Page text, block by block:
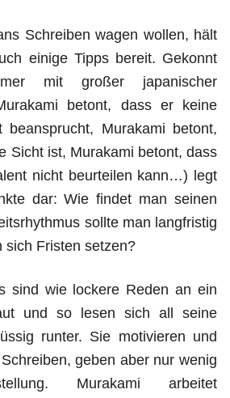
Schreiben wagen wollen, hält
einige Tipps bereit. Gekonnt
mit großer japanischer
betont, dass er keine
beansprucht, Murakami betont,
Sicht ist, Murakami betont, dass
nicht beurteilen kann…) legt
dar: Wie findet man seinen
sollte man langfristig
sich Fristen setzen?
sind wie lockere Reden an ein
und so lesen sich all seine
runter. Sie motivieren und
geben aber nur wenig
Murakami arbeitet